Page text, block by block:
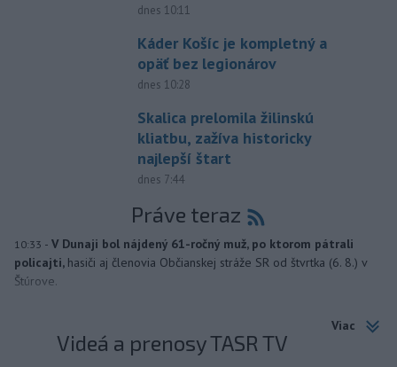
dnes 10:11
Káder Košíc je kompletný a
opäť bez legionárov
dnes 10:28
Skalica prelomila žilinskú
kliatbu, zažíva historicky
najlepší štart
dnes 7:44
Práve teraz
10:33 - V Dunaji bol nájdený 61-ročný muž, po ktorom pátrali
policajti, hasiči aj členovia Občianskej stráže SR od štvrtka (6. 8.) v
Štúrove.
Viac
Videá a prenosy TASR TV